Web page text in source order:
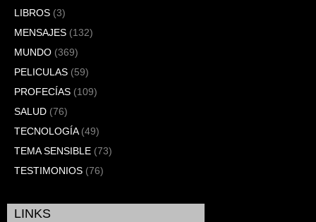
LIBROS (3)
MENSAJES (132)
MUNDO (369)
PELICULAS (59)
PROFECÍAS (109)
SALUD (76)
TECNOLOGÍA(49)
TEMA SENSIBLE (73)
TESTIMONIOS (76)
LINKS